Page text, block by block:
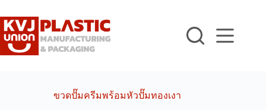
to
content
ขวดปั๊มครีมพร้อมหัวปั๊มทองเงา